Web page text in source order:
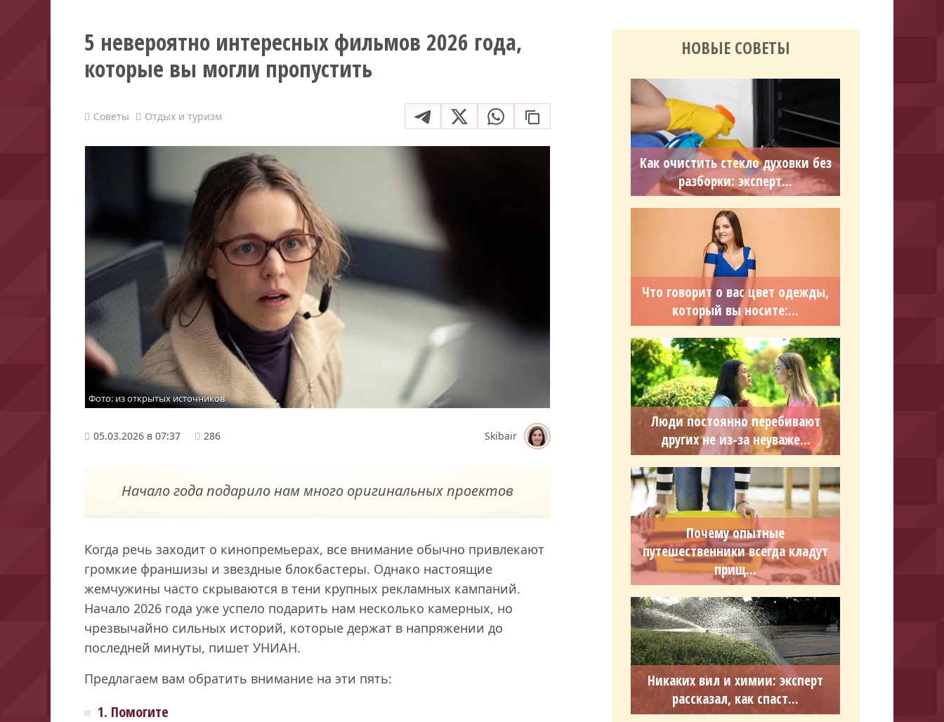
5 невероятно интересных фильмов 2026 года,
которые вы могли пропустить
Советы Отдых и туризм
Фото: из открытых источников
05.03.2026 в 07:37 286 Skibair
Начало года подарило нам много оригинальных проектов
Когда речь заходит о кинопремьерах, все внимание обычно привлекают
громкие франшизы и звездные блокбастеры. Однако настоящие
жемчужины часто скрываются в тени крупных рекламных кампаний.
Начало 2026 года уже успело подарить нам несколько камерных, но
чрезвычайно сильных историй, которые держат в напряжении до
последней минуты, пишет УНИАН.
Предлагаем вам обратить внимание на эти пять:
1. Помогите
НОВЫЕ СОВЕТЫ
Как очистить стекло духовки без
разборки: эксперт...
Что говорит о вас цвет одежды,
который вы носите:...
Люди постоянно перебивают
других не из-за неуваже...
Почему опытные
путешественники всегда кладут
прищ...
Никаких вил и химии: эксперт
рассказал, как спаст...